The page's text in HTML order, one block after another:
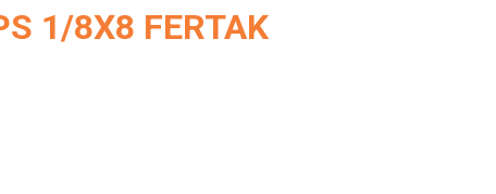
1/8X8 FERTAK